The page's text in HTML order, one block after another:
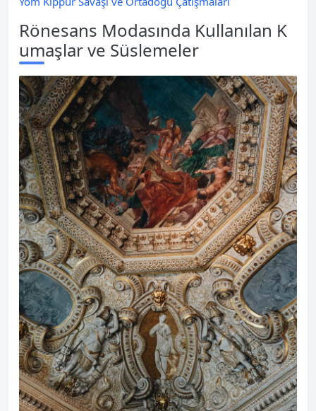
Rönesans Modasında Kullanılan K
umaşlar ve Süslemeler